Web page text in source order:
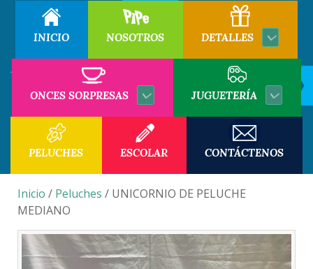
INICIO NOSOTROS DETALLES
ONCES SORPRESAS JUGUETERÍA
PELUCHES ESCOLAR CONTÁCTENOS
Inicio / Peluches / UNICORNIO DE PELUCHE
MEDIANO